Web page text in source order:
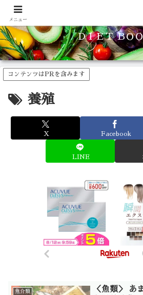
食品のカロリーや糖質などの栄養素がわか
ＤＩＥＴ ＢＯ
コンテンツはPRを含みます
養殖
X Facebook
LINE
魚介類
＜魚類＞ あ
メニュー